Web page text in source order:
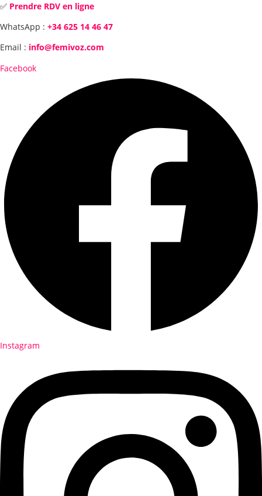
✅ Prendre RDV en ligne
WhatsApp : +34 625 14 46 47
Email : info@femivoz.com
Facebook
Instagram